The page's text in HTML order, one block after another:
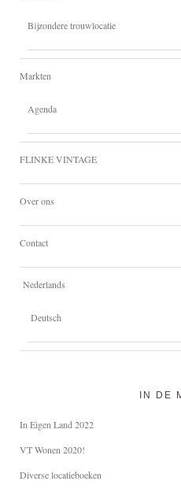
Bijzondere trouwlocatie
Markten
Agenda
FLINKE VINTAGE
Over ons
Contact
Nederlands
Deutsch
IN DE
In Eigen Land 2022
VT Wonen 2020!
Diverse locatieboeken